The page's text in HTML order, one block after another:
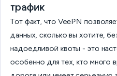
трафик
Тот факт, что VeePN
данных, сколько вы хотите,
надоедливой квоты - это
особенно для тех, кто много